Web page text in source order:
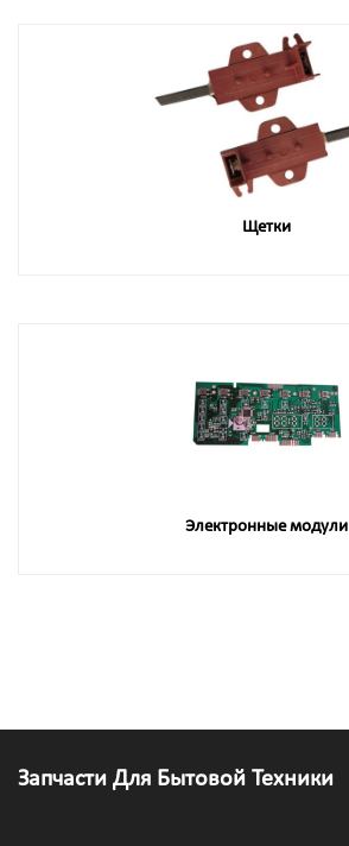
Щетки
Электронные модули
Запчасти Для Бытовой Техники